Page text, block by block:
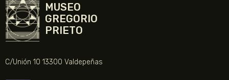
MUSEO
GREGORIO
PRIETO
C/Unión 10 13300 Valdepeñas